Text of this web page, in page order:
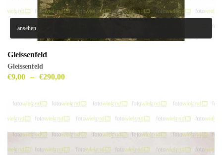
ansehen
Gleissenfeld
Gleissenfeld
€9,00 – €290,00